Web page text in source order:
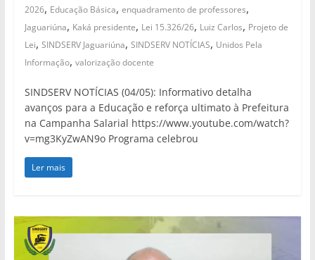
2026, Educação Básica, enquadramento de professores,
Jaguariúna, Kaká presidente, Lei 15.326/26, Luiz Carlos, Projeto de
Lei, SINDSERV Jaguariúna, SINDSERV NOTÍCIAS, Unidos Pela
Informação, valorização docente
SINDSERV NOTÍCIAS (04/05): Informativo detalha
avanços para a Educação e reforça ultimato à Prefeitura
na Campanha Salarial https://www.youtube.com/watch?
v=mg3KyZwAN9o Programa celebrou
Ler mais